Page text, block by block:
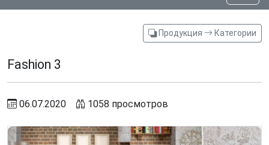
Продукция Категории
Fashion 3
06.07.2020 1058 просмотров